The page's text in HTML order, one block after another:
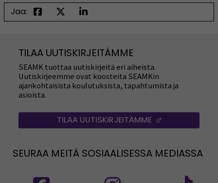
Jaa:
TILAA UUTISKIRJEITÄMME
SEAMK tuottaa uutiskirjeitä eri aiheista.
Uutiskirjeemme ovat koosteita SEAMKin
ajankohtaisista koulutuksista, tapahtumista ja
asioista.
TILAA UUTISKIRJEITÄMME
SEURAA MEITÄ SOSIAALISESSA MEDIASSA